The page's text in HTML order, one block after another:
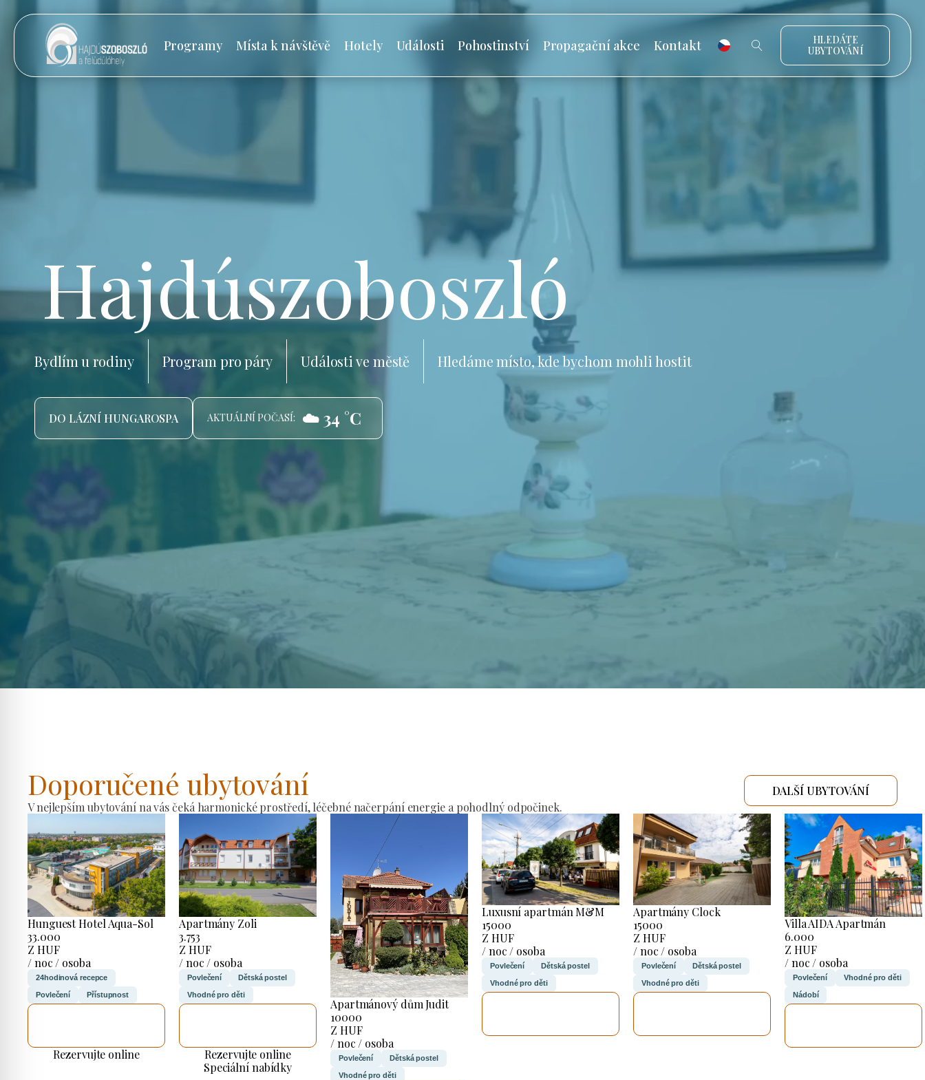
Programy Místa k návštěvě Hotely Události Pohostinství Propagační akce Kontakt
HLEDÁTE
UBYTOVÁNÍ
Hajdúszoboszló
Bydlím u rodiny Program pro páry Události ve městě Hledáme místo, kde bychom mohli hostit
DO LÁZNÍ HUNGAROSPA AKTUÁLNÍ POČASÍ: ☁️ 34 °C
Doporučené ubytování
V nejlepším ubytování na vás čeká harmonické prostředí, léčebné načerpání energie a pohodlný odpočinek.
DALŠÍ UBYTOVÁNÍ
Hunguest Hotel Aqua-Sol
33.000
Z HUF
/ noc / osoba
24hodinová recepce
Povlečení Přístupnost
Rezervujte online
Apartmány Zoli
3.753
Z HUF
/ noc / osoba
Povlečení Dětská postel
Vhodné pro děti
Rezervujte online
Speciální nabídky
Apartmánový dům Judit
10000
Z HUF
/ noc / osoba
Povlečení Dětská postel
Vhodné pro děti
Luxusní apartmán M&M
15000
Z HUF
/ noc / osoba
Povlečení Dětská postel
Vhodné pro děti
Apartmány Clock
15000
Z HUF
/ noc / osoba
Povlečení Dětská postel
Vhodné pro děti
Villa AIDA Apartmán
6.000
Z HUF
/ noc / osoba
Povlečení Vhodné pro děti
Nádobí